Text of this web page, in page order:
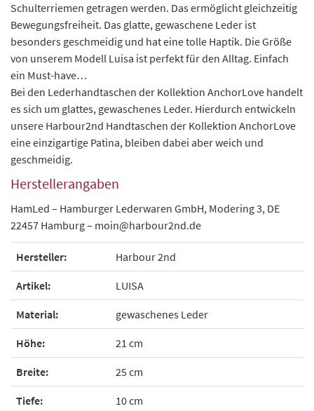
Schulterriemen getragen werden. Das ermöglicht gleichzeitig
Bewegungsfreiheit. Das glatte, gewaschene Leder ist
besonders geschmeidig und hat eine tolle Haptik. Die Größe
von unserem Modell Luisa ist perfekt für den Alltag. Einfach
ein Must-have…
Bei den Lederhandtaschen der Kollektion AnchorLove handelt
es sich um glattes, gewaschenes Leder. Hierdurch entwickeln
unsere Harbour2nd Handtaschen der Kollektion AnchorLove
eine einzigartige Patina, bleiben dabei aber weich und
geschmeidig.
Herstellerangaben
HamLed – Hamburger Lederwaren GmbH, Modering 3, DE
22457 Hamburg – moin@harbour2nd.de
Hersteller: Harbour 2nd
Artikel: LUISA
Material: gewaschenes Leder
Höhe: 21 cm
Breite: 25 cm
Tiefe: 10 cm